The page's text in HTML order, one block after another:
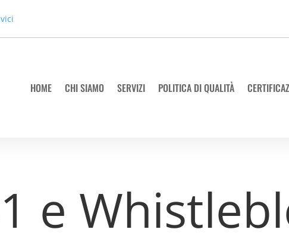
HOME CHI SIAMO SERVIZI POLITICA DI QUALITÀ
e